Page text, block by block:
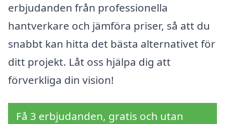
erbjudanden från professionella
hantverkare och jämföra priser, så att du
snabbt kan hitta det bästa alternativet för
ditt projekt. Låt oss hjälpa dig att
förverkliga din vision!
Få 3 erbjudanden, gratis och utan